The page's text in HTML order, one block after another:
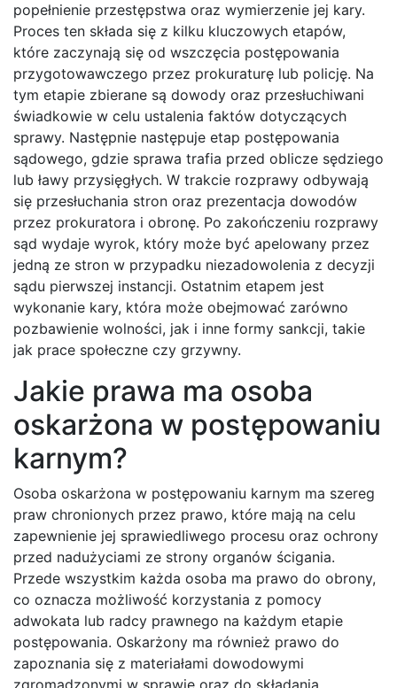
popełnienie przestępstwa oraz wymierzenie jej kary.
Proces ten składa się z kilku kluczowych etapów,
które zaczynają się od wszczęcia postępowania
przygotowawczego przez prokuraturę lub policję. Na
tym etapie zbierane są dowody oraz przesłuchiwani
świadkowie w celu ustalenia faktów dotyczących
sprawy. Następnie następuje etap postępowania
sądowego, gdzie sprawa trafia przed oblicze sędziego
lub ławy przysięgłych. W trakcie rozprawy odbywają
się przesłuchania stron oraz prezentacja dowodów
przez prokuratora i obronę. Po zakończeniu rozprawy
sąd wydaje wyrok, który może być apelowany przez
jedną ze stron w przypadku niezadowolenia z decyzji
sądu pierwszej instancji. Ostatnim etapem jest
wykonanie kary, która może obejmować zarówno
pozbawienie wolności, jak i inne formy sankcji, takie
jak prace społeczne czy grzywny.
Jakie prawa ma osoba
oskarżona w postępowaniu
karnym?
Osoba oskarżona w postępowaniu karnym ma szereg
praw chronionych przez prawo, które mają na celu
zapewnienie jej sprawiedliwego procesu oraz ochrony
przed nadużyciami ze strony organów ścigania.
Przede wszystkim każda osoba ma prawo do obrony,
co oznacza możliwość korzystania z pomocy
adwokata lub radcy prawnego na każdym etapie
postępowania. Oskarżony ma również prawo do
zapoznania się z materiałami dowodowymi